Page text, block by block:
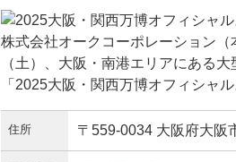
株式会社オークコーポレーション
（土）、大阪・南港エリアにある
「2025大阪・関西万博オフィシャ
住所 〒559-0034 大阪府大阪